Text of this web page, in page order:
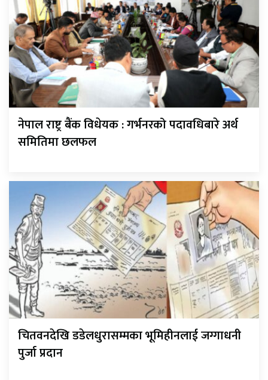
नेपाल राष्ट्र बैंक विधेयक : गर्भनरको पदावधिबारे अर्थ
समितिमा छलफल
चितवनदेखि डडेलधुरासम्मका भूमिहीनलाई जग्गाधनी
पुर्जा प्रदान